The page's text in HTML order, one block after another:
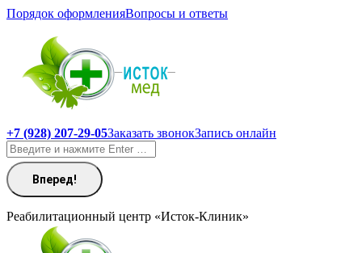
Перейти
содержанию
Порядок оформленияВопросы и ответы
+7 (928) 207-29-05Заказать звонокЗапись онлайн
Поиск:
Реабилитационный центр «Исток-Клиник»